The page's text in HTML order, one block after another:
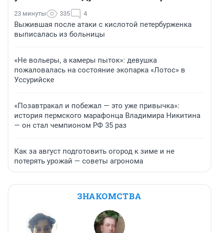
23 минуты 335 4
Выжившая после атаки с кислотой петербурженка
выписалась из больницы
«Не вольеры, а камеры пыток»: девушка
пожаловалась на состояние экопарка «Лотос» в
Уссурийске
«Позавтракал и побежал — это уже привычка»:
история пермского марафонца Владимира Никитина
— он стал чемпионом РФ 35 раз
Как за август подготовить огород к зиме и не
потерять урожай — советы агронома
ЗНАКОМСТВА